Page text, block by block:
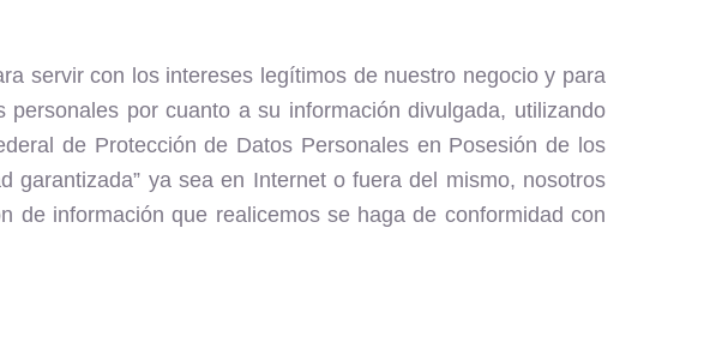
servir con los intereses legítimos de nuestro negocio y para
por cuanto a su información divulgada, utilizando
de Protección de Datos Personales en Posesión de los
garantizada” ya sea en Internet o fuera del mismo, nosotros
de información que realicemos se haga de conformidad con